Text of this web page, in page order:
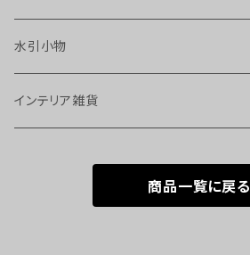
水引小物
インテリア雑貨
商品一覧に戻る